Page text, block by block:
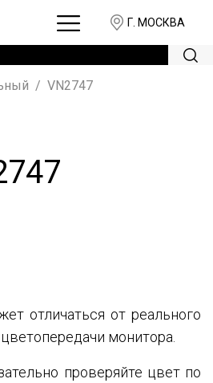
Г. МОСКВА
VN2747
отличаться от реального
монитора.
проверяйте цвет по